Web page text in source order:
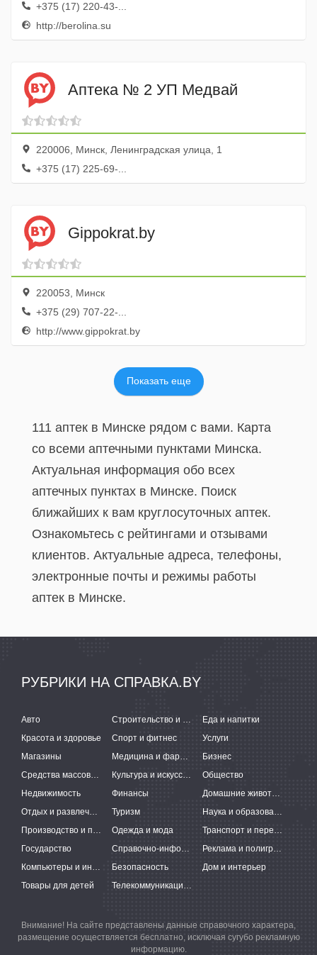
+375 (17) 220-43-...
http://berolina.su
Аптека № 2 УП Медвай
220006, Минск, Ленинградская улица, 1
+375 (17) 225-69-...
Gippokrat.by
220053, Минск
+375 (29) 707-22-...
http://www.gippokrat.by
Показать еще
111 аптек в Минске рядом с вами. Карта
со всеми аптечными пунктами Минска.
Актуальная информация обо всех
аптечных пунктах в Минске. Поиск
ближайших к вам круглосуточных аптек.
Ознакомьтесь с рейтингами и отзывами
клиентов. Актуальные адреса, телефоны,
электронные почты и режимы работы
аптек в Минске.
РУБРИКИ НА СПРАВКА.BY
Авто Строительство и ремонт
Еда и напитки
Красота и здоровье
Спорт и фитнес
Услуги
Магазины
Медицина и фармацевтика
Бизнес
Средства массовой информации
Культура и искусство
Общество
Недвижимость
Финансы
Домашние животные
Отдых и развлечения
Туризм
Наука и образование
Производство и поставки
Одежда и мода
Транспорт и перевозки
Государство
Справочно-информационные системы
Реклама и полиграфия
Компьютеры и интернет
Безопасность
Дом и интерьер
Товары для детей
Телекоммуникации и связь
Внимание! На сайте представлены данные справочного характера,
размещение осуществляется бесплатно, исключая сугубо рекламную
информацию.